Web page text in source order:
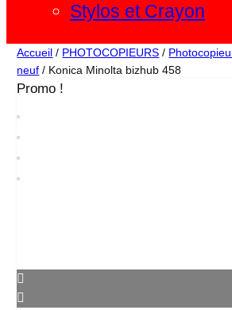
Stylos et Crayon
Accueil / PHOTOCOPIEURS /
neuf / Konica Minolta bizhub 458
Promo !